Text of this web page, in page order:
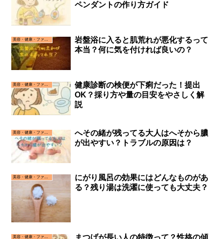
ペンダントの作り方ガイド
美容・健康・ファッション
岩盤浴に入ると肌荒れが悪化するって
本当？何に気を付ければ良いの？
美容・健康・ファッション
健康診断の検便が下痢だった！提出
OK？採り方や量の目安をやさしく解
説
へその緒が残ってる大人はへそから膿
が出やすい？トラブルの原因は？
美容・健康・ファッション
にがり風呂の効果にはどんなものがあ
る？残り湯は洗濯に使っても大丈夫？
まつげが長い人の特徴って？性格の傾